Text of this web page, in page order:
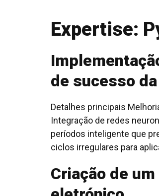
Expertise:
de sucesso
Detalhes principais
Integração de redes
períodos inteligente que
ciclos irregulares para
Criação de